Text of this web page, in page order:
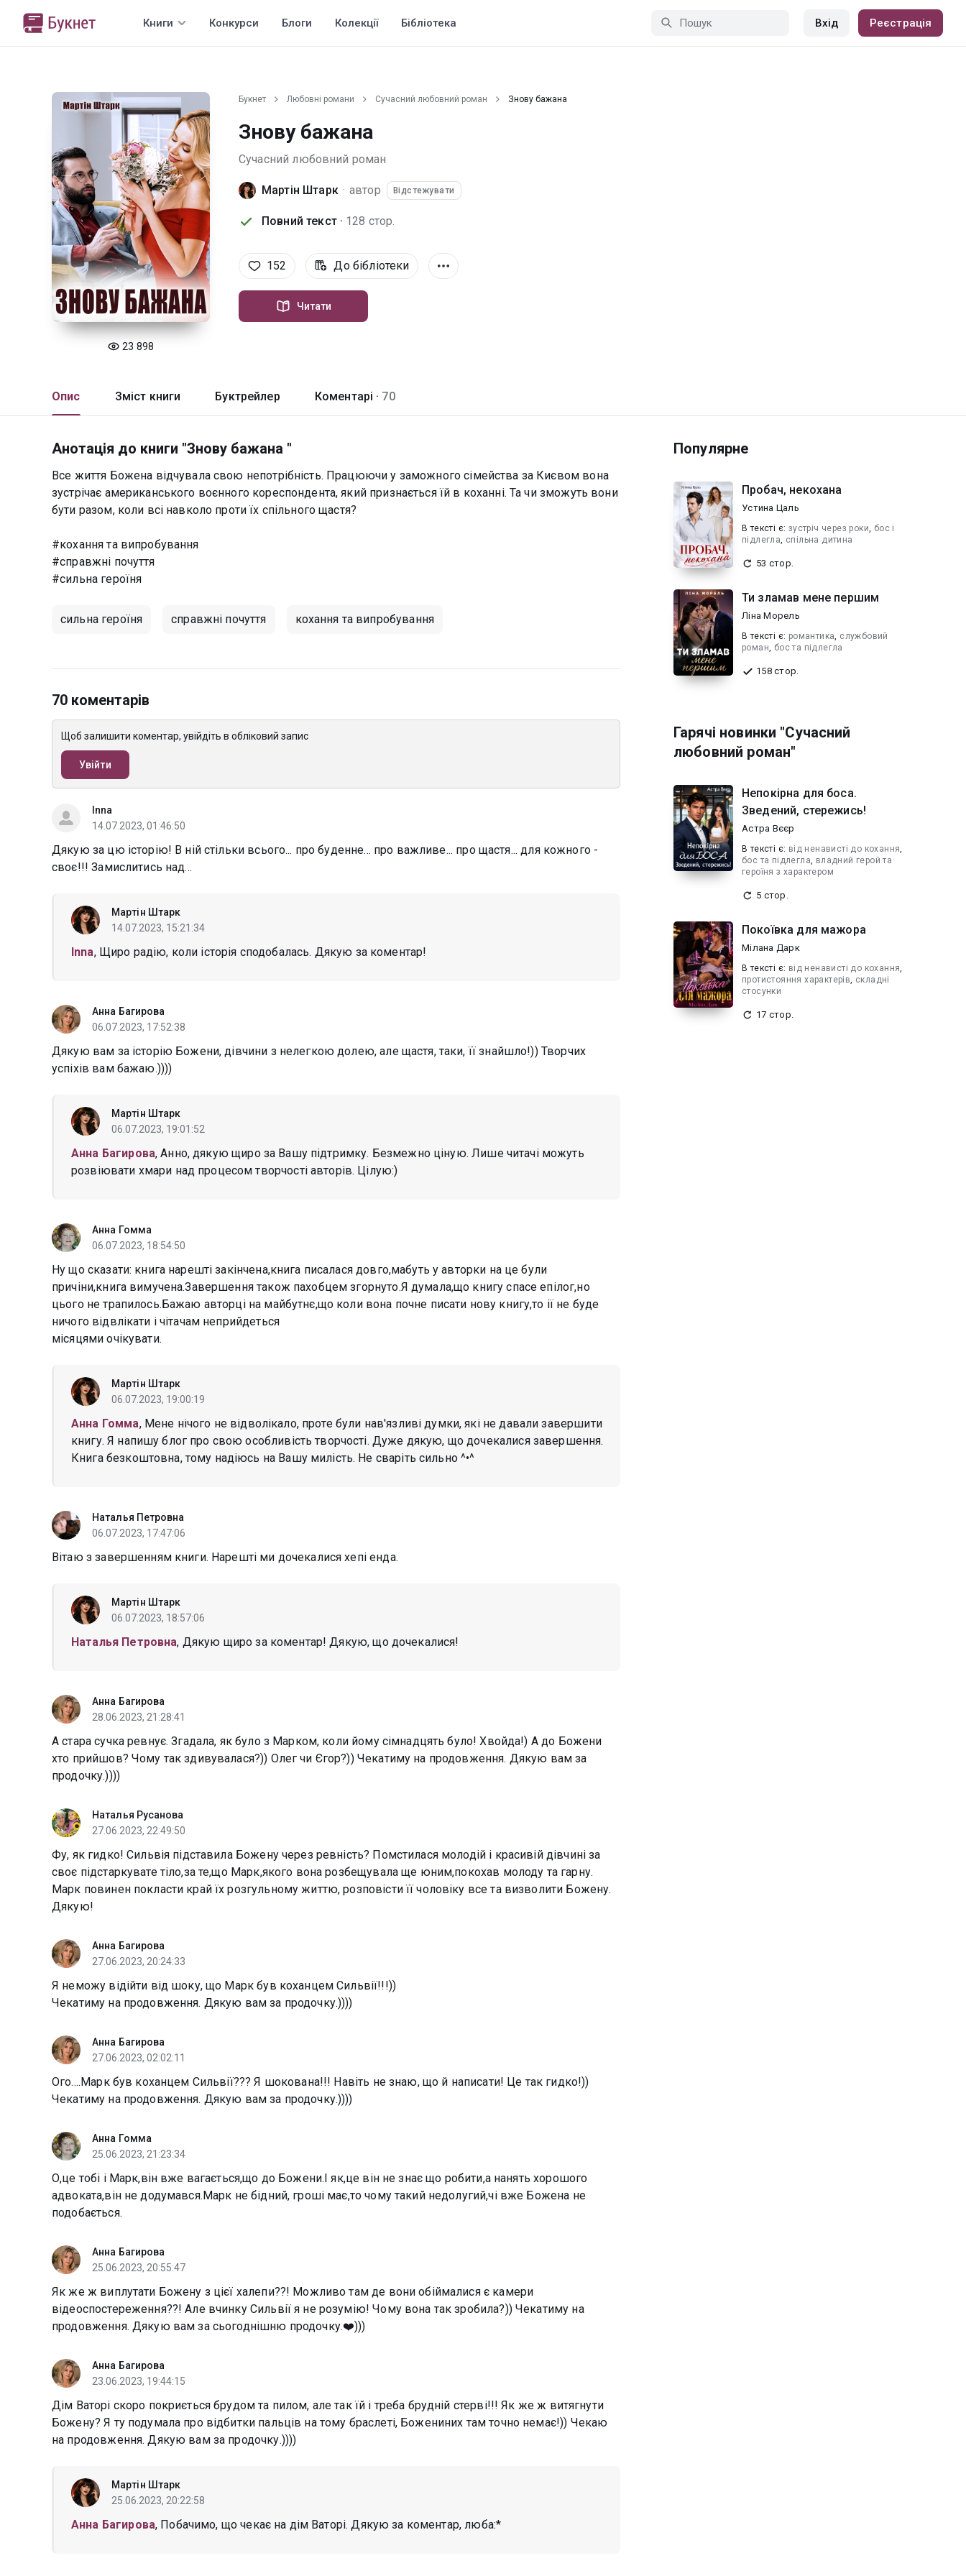
Книги Конкурси Блоги Колекції Бібліотека Вхід Реєстрація
23 898
Букнет Любовні романи Сучасний любовний роман Знову бажана
Знову бажана
Сучасний любовний роман
Мартін Штарк · автор Відстежувати
Повний текст · 128 стор.
152 До бібліотеки
Читати
Опис Зміст книги Буктрейлер Коментарі · 70
Анотація до книги "Знову бажана "
Все життя Божена відчувала свою непотрібність. Працюючи у заможного сімейства за Києвом вона
зустрічає американського воєнного кореспондента, який признається їй в коханні. Та чи зможуть вони
бути разом, коли всі навколо проти їх спільного щастя?
#кохання та випробування
#справжні почуття
#сильна героїня
сильна героїня справжні почуття кохання та випробування
70 коментарів
Щоб залишити коментар, увійдіть в обліковий запис
Увійти
Inna
14.07.2023, 01:46:50
Дякую за цю історію! В ній стільки всього... про буденне... про важливе... про щастя... для кожного -
своє!!! Замислитись над...
Мартін Штарк
14.07.2023, 15:21:34
Inna, Щиро радію, коли історія сподобалась. Дякую за коментар!
Анна Багирова
06.07.2023, 17:52:38
Дякую вам за історію Божени, дівчини з нелегкою долею, але щастя, таки, її знайшло!)) Творчих
успіхів вам бажаю.))))
Мартін Штарк
06.07.2023, 19:01:52
Анна Багирова, Анно, дякую щиро за Вашу підтримку. Безмежно ціную. Лише читачі можуть
розвіювати хмари над процесом творчості авторів. Цілую:)
Анна Гомма
06.07.2023, 18:54:50
Ну що сказати: книга нарешті закінчена,книга писалася довго,мабуть у авторки на це були
причіни,книга вимучена.Завершення також пахобцем згорнуто.Я думала,що книгу спасе епілог,но
цього не трапилось.Бажаю авторці на майбутнє,що коли вона почне писати нову книгу,то ії не буде
ничого відвлікати і чітачам неприйдеться
місяцями очікувати.
Мартін Штарк
06.07.2023, 19:00:19
Анна Гомма, Мене нічого не відволікало, проте були нав'язливі думки, які не давали завершити
книгу. Я напишу блог про свою особливість творчості. Дуже дякую, що дочекалися завершення.
Книга безкоштовна, тому надіюсь на Вашу милість. Не сваріть сильно ^•^
Наталья Петровна
06.07.2023, 17:47:06
Вітаю з завершенням книги. Нарешті ми дочекалися хепі енда.
Мартін Штарк
06.07.2023, 18:57:06
Наталья Петровна, Дякую щиро за коментар! Дякую, що дочекалися!
Анна Багирова
28.06.2023, 21:28:41
А стара сучка ревнує. Згадала, як було з Марком, коли йому сімнадцять було! Хвойда!) А до Божени
хто прийшов? Чому так здивувалася?)) Олег чи Єгор?)) Чекатиму на продовження. Дякую вам за
продочку.))))
Наталья Русанова
27.06.2023, 22:49:50
Фу, як гидко! Сильвія підставила Божену через ревність? Помстилася молодій і красивій дівчині за
своє підстаркувате тіло,за те,що Марк,якого вона розбещувала ще юним,покохав молоду та гарну.
Марк повинен покласти край їх розгульному життю, розповісти її чоловіку все та визволити Божену.
Дякую!
Анна Багирова
27.06.2023, 20:24:33
Я неможу відійти від шоку, що Марк був коханцем Сильвії!!!))
Чекатиму на продовження. Дякую вам за продочку.))))
Анна Багирова
27.06.2023, 02:02:11
Ого....Марк був коханцем Сильвії??? Я шокована!!! Навіть не знаю, що й написати! Це так гидко!))
Чекатиму на продовження. Дякую вам за продочку.))))
Анна Гомма
25.06.2023, 21:23:34
О,це тобі і Марк,він вже вагається,що до Божени.І як,це він не знає що робити,а нанять хорошого
адвоката,він не додумався.Марк не бідний, гроші має,то чому такий недолугий,чі вже Божена не
подобається.
Анна Багирова
25.06.2023, 20:55:47
Як же ж виплутати Божену з цієї халепи??! Можливо там де вони обіймалися є камери
відеоспостереження??! Але вчинку Сильвії я не розумію! Чому вона так зробила?)) Чекатиму на
продовження. Дякую вам за сьогоднішню продочку.❤️)))
Анна Багирова
23.06.2023, 19:44:15
Дім Ваторі скоро покриється брудом та пилом, але так їй і треба брудній стерві!!! Як же ж витягнути
Божену? Я ту подумала про відбитки пальців на тому браслеті, Божениних там точно немає!)) Чекаю
на продовження. Дякую вам за продочку.))))
Мартін Штарк
25.06.2023, 20:22:58
Анна Багирова, Побачимо, що чекає на дім Ваторі. Дякую за коментар, люба:*
Популярне
Пробач, некохана
Устина Цаль
В текcті є: зустріч через роки, бос і
підлегла, спільна дитина
53 стор.
Ти зламав мене першим
Ліна Морель
В текcті є: романтика, службовий
роман, бос та підлегла
158 стор.
Гарячі новинки "Сучасний
любовний роман"
Непокірна для боса.
Зведений, стережись!
Астра Вєєр
В текcті є: від ненависті до кохання,
бос та підлегла, владний герой та
героїня з характером
5 стор.
Покоївка для мажора
Мілана Дарк
В текcті є: від ненависті до кохання,
протистояння характерів, складні
стосунки
17 стор.